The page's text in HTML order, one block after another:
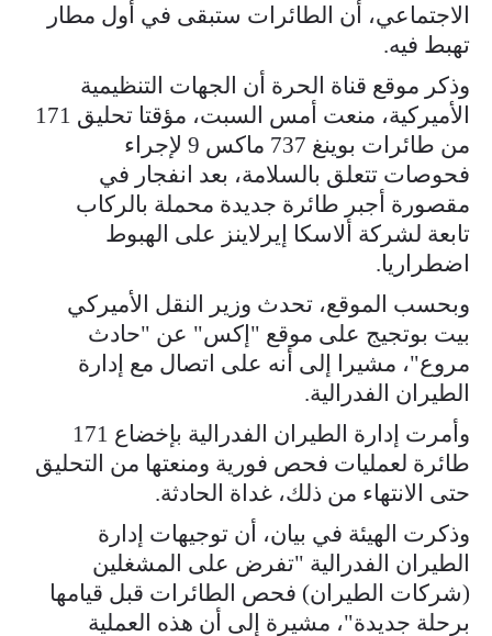
الاجتماعي، أن الطائرات ستبقى في أول مطار
تهبط فيه.
وذكر موقع قناة الحرة أن الجهات التنظيمية
الأميركية، منعت أمس السبت، مؤقتا تحليق 171
من طائرات بوينغ 737 ماكس 9 لإجراء
فحوصات تتعلق بالسلامة، بعد انفجار في
مقصورة أجبر طائرة جديدة محملة بالركاب
تابعة لشركة ألاسكا إيرلاينز على الهبوط
اضطراريا.
وبحسب الموقع، تحدث وزير النقل الأميركي
بيت بوتجيج على موقع "إكس" عن "حادث
مروع"، مشيرا إلى أنه على اتصال مع إدارة
الطيران الفدرالية.
وأمرت إدارة الطيران الفدرالية بإخضاع 171
طائرة لعمليات فحص فورية ومنعتها من التحليق
حتى الانتهاء من ذلك، غداة الحادثة.
وذكرت الهيئة في بيان، أن توجيهات إدارة
الطيران الفدرالية "تفرض على المشغلين
(شركات الطيران) فحص الطائرات قبل قيامها
برحلة جديدة"، مشيرة إلى أن هذه العملية